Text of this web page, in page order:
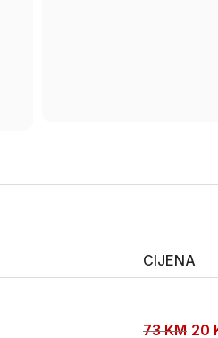
CIJENA
73KM 20